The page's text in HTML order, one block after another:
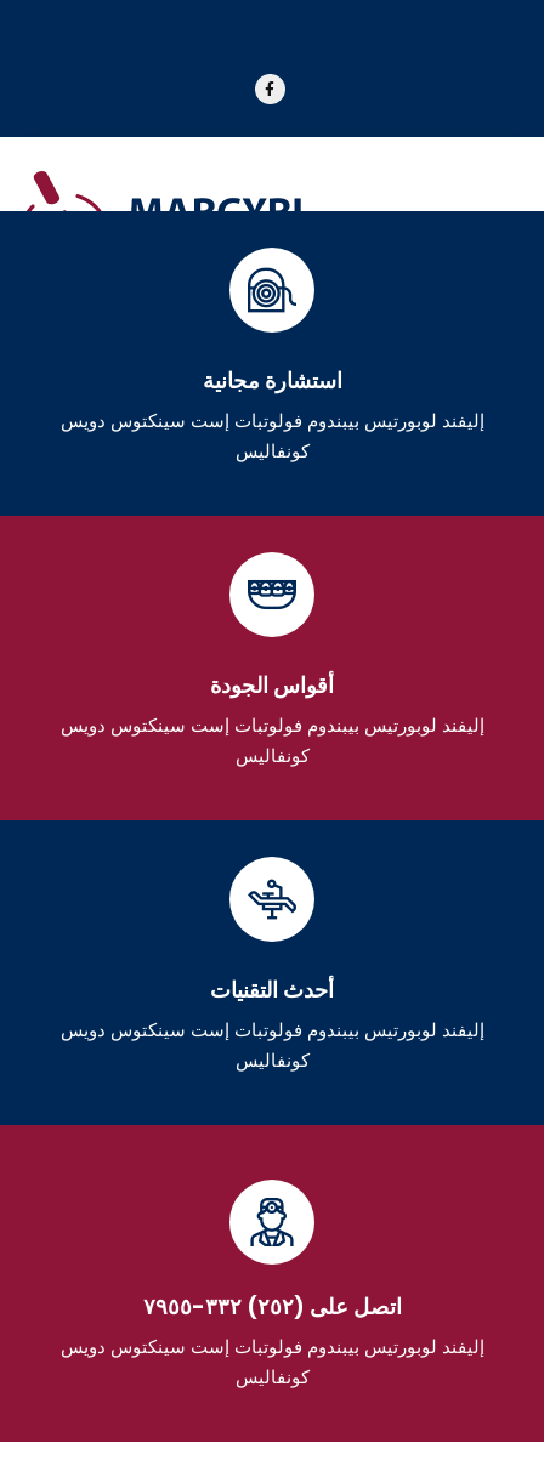
استشارة مجانية
إليفند لوبورتيس بيبندوم فولوتبات إست سينكتوس دويس
كونفاليس
أقواس الجودة
إليفند لوبورتيس بيبندوم فولوتبات إست سينكتوس دويس
كونفاليس
أحدث التقنيات
إليفند لوبورتيس بيبندوم فولوتبات إست سينكتوس دويس
كونفاليس
اتصل على (٢٥٢) ٣٣٢-٧٩٥٥
إليفند لوبورتيس بيبندوم فولوتبات إست سينكتوس دويس
كونفاليس